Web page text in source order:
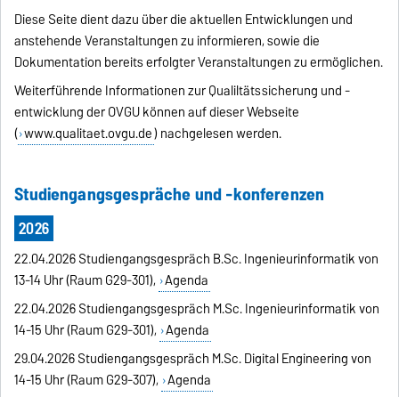
Diese Seite dient dazu über die aktuellen Entwicklungen und
anstehende Veranstaltungen zu informieren, sowie die
Dokumentation bereits erfolgter Veranstaltungen zu ermöglichen.
Weiterführende Informationen zur Qualiltätssicherung und -
entwicklung der OVGU können auf dieser Webseite
( www.qualitaet.ovgu.de) nachgelesen werden.
Studiengangsgespräche und -konferenzen
2026
22.04.2026 Studiengangsgespräch B.Sc. Ingenieurinformatik von
13-14 Uhr (Raum G29-301), Agenda
22.04.2026 Studiengangsgespräch M.Sc. Ingenieurinformatik von
14-15 Uhr (Raum G29-301), Agenda
29.04.2026 Studiengangsgespräch M.Sc. Digital Engineering von
14-15 Uhr (Raum G29-307), Agenda